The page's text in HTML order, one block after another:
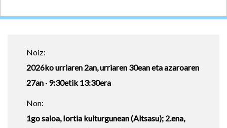
Noiz:
2026ko urriaren 2an, urriaren 30ean eta azaroaren
27an · 9:30etik 13:30era
Non:
1go saioa, Iortia kulturgunean (Altsasu); 2.ena,